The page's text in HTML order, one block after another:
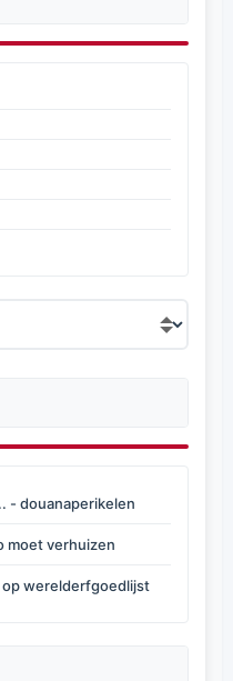
- douanaperikelen
moet verhuizen
werelderfgoedlijst